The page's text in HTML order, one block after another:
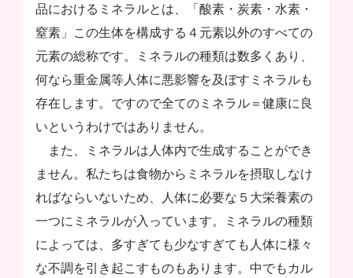
品におけるミネラルとは、「酸素・炭素・水素・
窒素」この生体を構成する４元素以外のすべての
元素の総称です。ミネラルの種類は数多くあり、
何なら重金属等人体に悪影響を及ぼすミネラルも
存在します。ですので全てのミネラル＝健康に良
いというわけではありません。
また、ミネラルは人体内で生成することができ
ません。私たちは食物からミネラルを摂取しなけ
ればならいないため、人体に必要な５大栄養素の
一つにミネラルが入っています。ミネラルの種類
によっては、多すぎても少なすぎても人体に様々
な不調を引き起こすものもあります。中でもカル